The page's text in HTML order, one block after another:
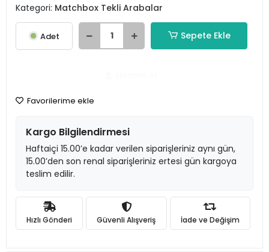
Kategori: Matchbox Tekli Arabalar
Adet Sepete Ekle
Favorilerime ekle
Kargo Bilgilendirmesi
Haftaiçi 15.00’e kadar verilen siparişleriniz aynı gün,
15.00’den son renal siparişleriniz ertesi gün kargoya
teslim edilir.
Hızlı Gönderi Güvenli Alışveriş İade ve Değişim